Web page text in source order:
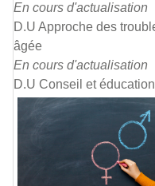
En cours d'actualisation
D.U Approche des
âgée
En cours d'actualisation
D.U Conseil et